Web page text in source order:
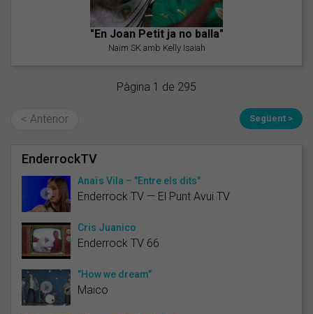
"En Joan Petit ja no balla"
Naim SK amb Kelly Isaiah
Pàgina 1 de 295
< Anterior Següent >
EnderrockTV
Anaïs Vila – "Entre els dits"
Enderrock TV — El Punt Avui TV
Cris Juanico
Enderrock TV 66
"How we dream"
Maico